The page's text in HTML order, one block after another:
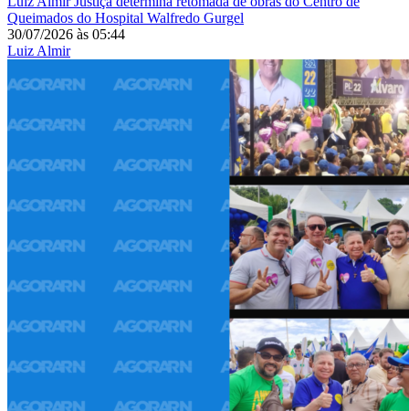
Queimados do Hospital Walfredo Gurgel
30/07/2026 às 05:44
Luiz Almir